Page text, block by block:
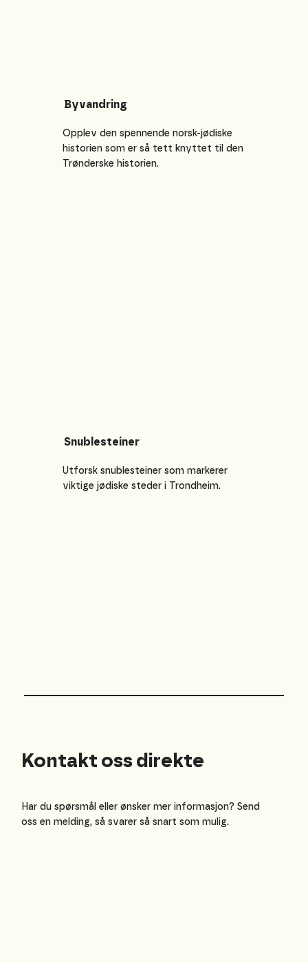
Byvandring
Opplev den spennende norsk-jødiske
historien som er så tett knyttet til den
Trønderske historien.
Snublesteiner
Utforsk snublesteiner som markerer
viktige jødiske steder i Trondheim.
Kontakt oss direkte
Har du spørsmål eller ønsker mer informasjon? Send
oss en melding, så svarer så snart som mulig.